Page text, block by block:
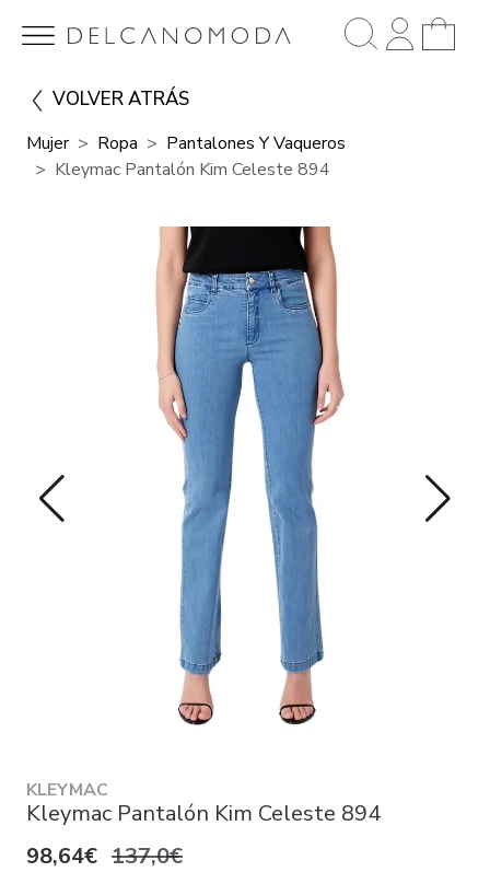
VOLVER ATRÁS
Mujer Ropa
Pantalones Y Vaqueros
Kleymac Pantalón Kim Celeste 894
KLEYMAC
Kleymac Pantalón Kim Celeste 894
98,64€ 137,0€